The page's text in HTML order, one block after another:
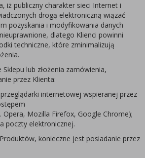
iż publiczny charakter sieci Internet i
drogą elektroniczną wiązać
pozyskania i modyfikowania danych
dlatego Klienci powinni
techniczne, które zminimalizują
lub złożenia zamówienia,
przez Klienta:
internetowej wspieranej przez
Opera, Mozilla Firefox, Google Chrome);
poczty elektronicznej.
konieczne jest posiadanie przez